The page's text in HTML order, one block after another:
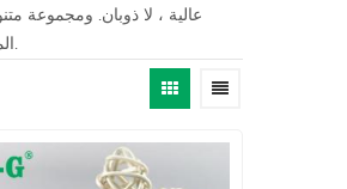
عالية ، لا ذوبان. ومجموعة
المباشر. في السنوات الأخيرة ، تم استخدامه على نطاق واسع في المواد الكيميائية الفضائية والميكانيكية والإلكترونية.